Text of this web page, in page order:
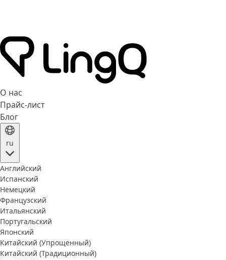
О нас
Прайс-лист
Блог
ru
Английский
Испанский
Немецкий
Французский
Итальянский
Португальский
Японский
Китайский (Упрощенный)
Китайский (Традиционный)